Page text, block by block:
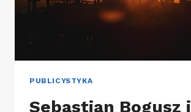
PUBLICYSTYKA
Sebastian Bogusz i